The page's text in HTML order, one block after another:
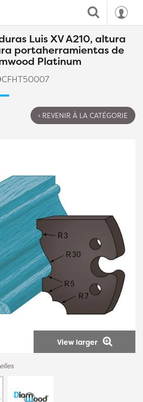
Luis XV A210, altura
portaherramientas de
Platinum
‹ REVENIR À LA CATÉGORIE
View larger